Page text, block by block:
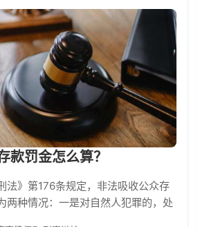
流水等。若涉案金额超过司法解释规
区标准），或组织3名以上人员参赌，
博罪量刑的5大关键因素 第一看...
款罚金怎么算？
法》第176条规定，非法吸收公众存
两种情况：一是对自然人犯罪的，处